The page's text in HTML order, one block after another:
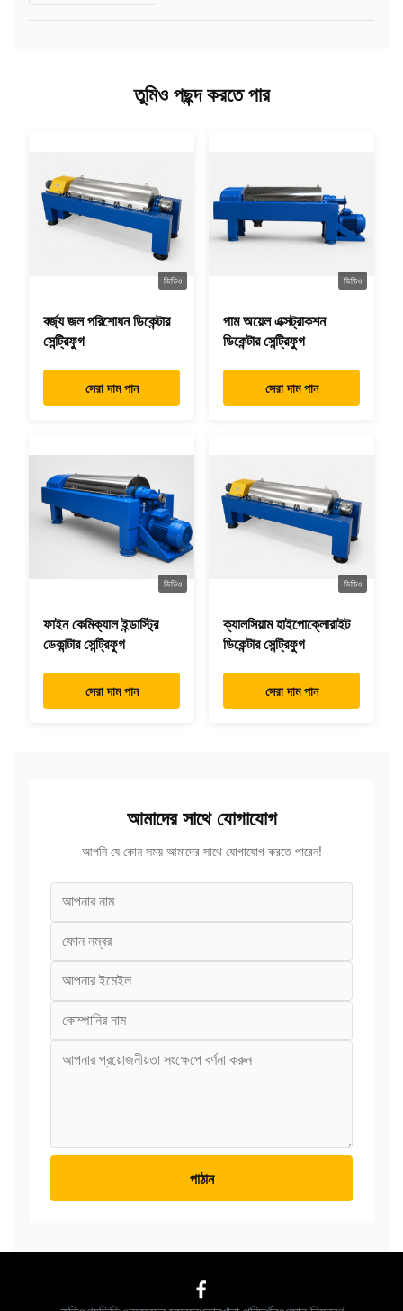
তুমিও পছন্দ করতে পার
ভিডিও
বর্জ্য জল পরিশোধন ডিকেন্টার
সেন্ট্রিফুগ
সেরা দাম পান
ভিডিও
পাম অয়েল এক্সট্রাকশন
ডিকেন্টার সেন্ট্রিফুগ
সেরা দাম পান
ভিডিও
ফাইন কেমিক্যাল ইন্ডাস্ট্রি
ডেকান্টার সেন্ট্রিফুগ
সেরা দাম পান
ভিডিও
ক্যালসিয়াম হাইপোক্লোরাইট
ডিকেন্টার সেন্ট্রিফুগ
সেরা দাম পান
আমাদের সাথে যোগাযোগ
আপনি যে কোন সময় আমাদের সাথে যোগাযোগ করতে পারেন!
পাঠান